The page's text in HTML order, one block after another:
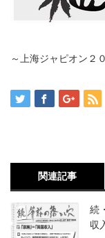
～上海ジャピオン２
関連記事
続
収